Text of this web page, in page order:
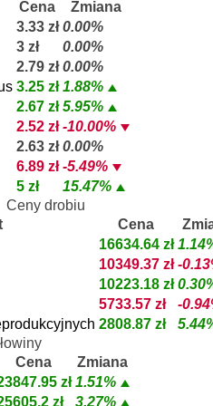
Cena
Zmiana
3.33 zł 0.00%
3 zł
0.00%
2.79 zł 0.00%
3.25 zł 1.88%
2.67 zł 5.95%
2.52 zł -10.00%
2.63 zł 0.00%
6.89 zł -5.49%
5 zł
15.47%
Ceny drobiu
Cena
16634.64 zł
10349.37 zł -
10223.18 zł
5733.57 zł
-
2808.87 zł
Cena
Zmiana
zł 1.51%
zł
3.27%